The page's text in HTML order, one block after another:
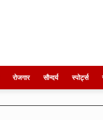
रोजगार सौन्दर्य स्पोर्ट्स
परीक्षण
रेंज तक
जाम, वर्क-
गाड़ियां फंसी;
जालना में